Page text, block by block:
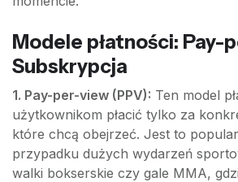
Modele płatności: Pay-
Subskrypcja
1. Pay-per-view (PPV): Ten model
użytkownikom płacić tylko za
które chcą obejrzeć. Jest to
przypadku dużych wydarzeń
walki bokserskie czy gale MMA,